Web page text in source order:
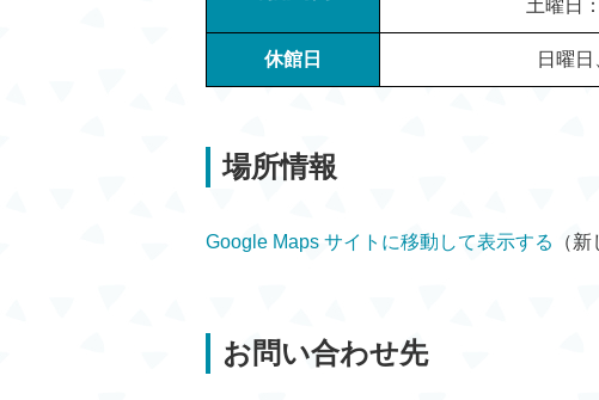
土曜日
休館日 日曜
場所情報
Google Maps サイトに移動して表示する （
お問い合わせ先